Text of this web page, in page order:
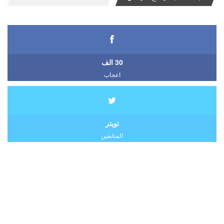
30 الف
اعجاب
تويتر
المتابعين